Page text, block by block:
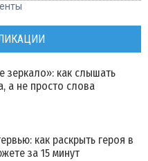
зеркало»: как слышать
а не просто слова
как раскрыть героя в
за 15 минут